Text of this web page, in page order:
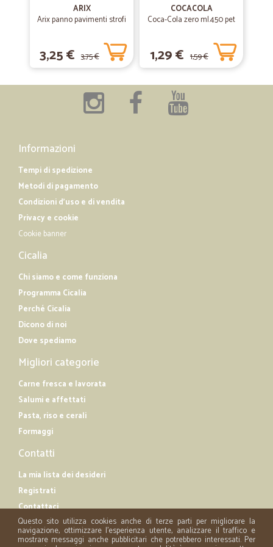
Tutto ottimo, prezzi tempi consegna ed informazioni post ordine..
Molto bene, sono sicuro che eseguirò altri ordini.
07/10/2019
—Sandro M.
Precisi
Precisi, puntuali, perfetti.
Consegna effettuata in meno di 24 ore…
Consegna effettuata in meno di 24 ore dall'ordine.
ARIX
Arix panno pavimenti strofi
3,25 € 3,75 €
COCACOLA
Coca-Cola zero ml.450 pet
1,29 € 1,59 €
Informazioni
Tempi di spedizione
Metodi di pagamento
Condizioni d'uso e di vendita
Privacy e cookie
Cookie banner
Cicalia
Chi siamo e come funziona
Programma Cicalia
Perché Cicalia
Dicono di noi
Dove spediamo
Migliori categorie
Carne fresca e lavorata
Salumi e affettati
Pasta, riso e cerali
Formaggi
Contatti
La mia lista dei desideri
Registrati
Contattaci
Questo sito utilizza cookies anche di terze parti per migliorare la
navigazione, ottimizzare l'esperienza utente, analizzare il traffico e
mostrare messaggi anche pubblicitari che potrebbero interessati. Per